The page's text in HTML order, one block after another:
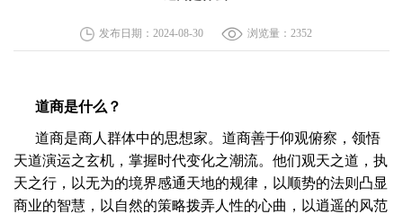
发布日期：2024-08-30 浏览量：2352
道商是什么？
道商是商人群体中的思想家。道商善于仰观俯察，领悟
天道演运之玄机，掌握时代变化之潮流。他们观天之道，执
天之行，以无为的境界感通天地的规律，以顺势的法则凸显
商业的智慧，以自然的策略拨弄人性的心曲，以逍遥的风范